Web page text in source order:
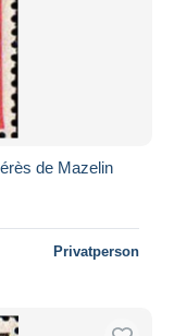
de Mazelin
Privatperson